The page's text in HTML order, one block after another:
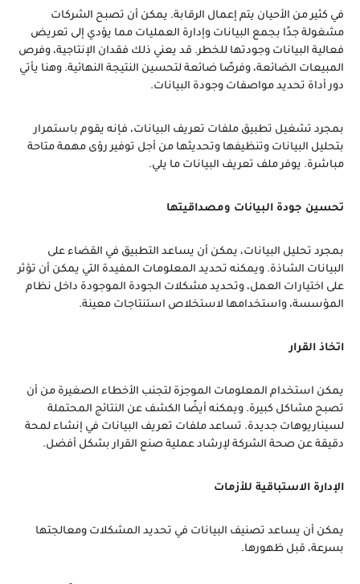
في كثير من الأحيان يتم إعمال الرقابة. يمكن أن تصبح الشركات
مشغولة جدًا بجمع البيانات وإدارة العمليات مما يؤدي إلى تعريض
فعالية البيانات وجودتها للخطر. قد يعني ذلك فقدان الإنتاجية، وفرص
المبيعات الضائعة، وفرصًا ضائعة لتحسين النتيجة النهائية. وهنا يأتي
دور أداة تحديد مواصفات وجودة البيانات.
بمجرد تشغيل تطبيق ملفات تعريف البيانات، فإنه يقوم باستمرار
بتحليل البيانات وتنظيفها وتحديثها من أجل توفير رؤى مهمة متاحة
مباشرة. يوفر ملف تعريف البيانات ما يلي.
تحسين جودة البيانات ومصداقيتها
بمجرد تحليل البيانات، يمكن أن يساعد التطبيق في القضاء على
البيانات الشاذة. ويمكنه تحديد المعلومات المفيدة التي يمكن أن تؤثر
على اختيارات العمل، وتحديد مشكلات الجودة الموجودة داخل نظام
المؤسسة، واستخدامها لاستخلاص استنتاجات معينة.
اتخاذ القرار
يمكن استخدام المعلومات الموجزة لتجنب الأخطاء الصغيرة من أن
تصبح مشاكل كبيرة. ويمكنه أيضًا الكشف عن النتائج المحتملة
لسيناريوهات جديدة. تساعد ملفات تعريف البيانات في إنشاء لمحة
دقيقة عن صحة الشركة لإرشاد عملية صنع القرار بشكل أفضل.
الإدارة الاستباقية للأزمات
يمكن أن يساعد تصنيف البيانات في تحديد المشكلات ومعالجتها
بسرعة، قبل ظهورها.